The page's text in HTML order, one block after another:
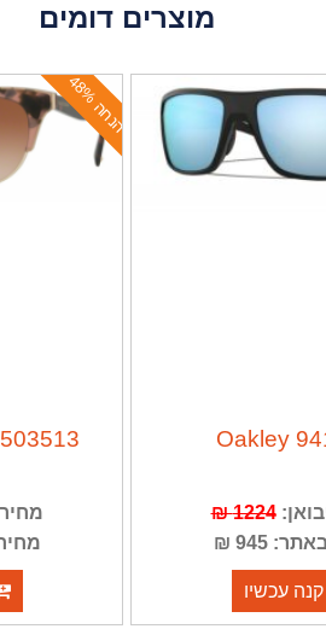
מוצרים דומים
Oakley
1224 ₪
945 ₪
קנה עכשיו
ה
נ
ח
ה
4
8
%
מחיר